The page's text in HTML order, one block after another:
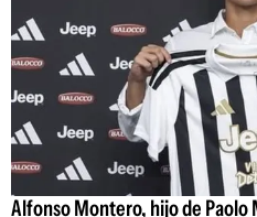
Alfonso Montero, hijo de